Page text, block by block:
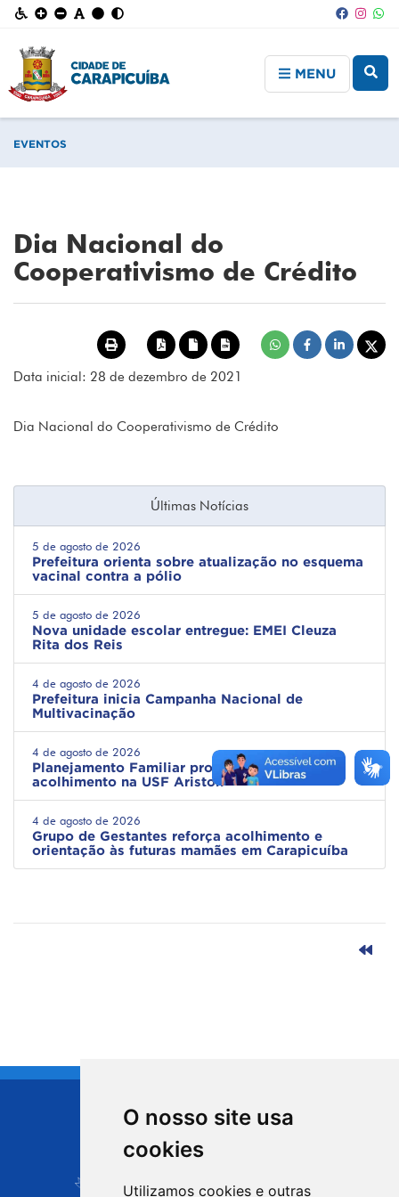
O nosso site usa
cookies
Utilizamos cookies e outras
MENU
EVENTOS
Dia Nacional do
Cooperativismo de Crédito
Data inicial: 28 de dezembro de 2021
Dia Nacional do Cooperativismo de Crédito
Últimas Notícias
5 de agosto de 2026
Prefeitura orienta sobre atualização no esquema
vacinal contra a pólio
5 de agosto de 2026
Nova unidade escolar entregue: EMEI Cleuza
Rita dos Reis
4 de agosto de 2026
Prefeitura inicia Campanha Nacional de
Multivacinação
4 de agosto de 2026
Planejamento Familiar promove informação e
acolhimento na USF Ariston
4 de agosto de 2026
Grupo de Gestantes reforça acolhimento e
orientação às futuras mamães em Carapicuíba
CIDADE DE
Carapicuíba